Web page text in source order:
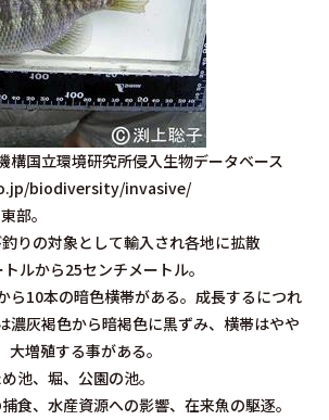
構国立環境研究所侵入生物データベース
biodiversity/invasive/
部。
りの対象として輸入され各地に拡散
ルから25センチメートル。
ら10本の暗色横帯がある。成長するにつれ
濃灰褐色から暗褐色に黒ずみ、横帯はやや
増殖する事がある。
池、堀、公園の池。
食、水産資源への影響、在来魚の駆逐。